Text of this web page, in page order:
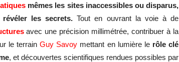
mêmes les sites inaccessibles ou disparus,
les secrets. Tout en ouvrant la voie à de
avec une précision millimétrée, contribuer à la
le terrainGuy Savoy mettant en lumière le rôleclé
, et découvertes scientifiques rendues possibles par